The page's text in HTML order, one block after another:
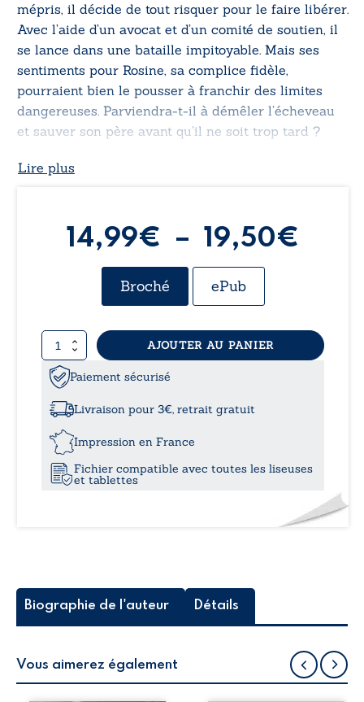
mépris, il décide de tout risquer pour le faire libérer.
Avec l’aide d’un avocat et d’un comité de soutien, il
se lance dans une bataille impitoyable. Mais ses
sentiments pour Rosine, sa complice fidèle,
pourraient bien le pousser à franchir des limites
dangereuses. Parviendra-t-il à démêler l’écheveau
et sauver son père avant qu’il ne soit trop tard ?
Lire plus
14,99€ – 19,50€
Broché ePub
quantité
de
En
prenant
les
de
traverse
AJOUTER AU PANIER
Paiement sécurisé
Livraison pour 3€, retrait gratuit
Impression en France
Fichier compatible avec toutes les liseuses
et tablettes
Biographie de l'auteur Détails
Vous aimerez également